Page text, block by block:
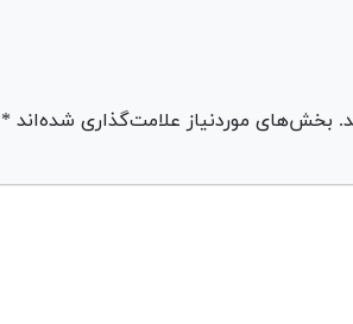
بخش‌های موردنیاز علامت‌گذاری شده‌اند *